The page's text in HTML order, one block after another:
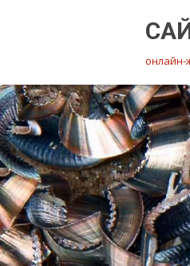
онлайн-